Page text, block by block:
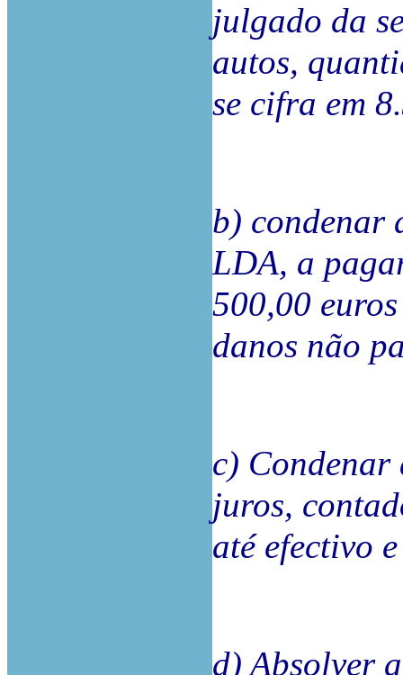
julgado da
autos,
se cifra em
b) condenar
LDA, a
500,00
danos não
c) Condenar
juros,
até efectivo
d) Absolver